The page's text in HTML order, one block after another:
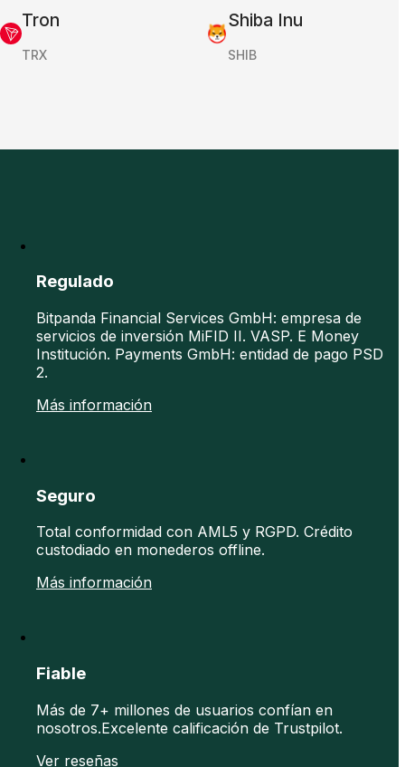
Tron
TRX
Shiba Inu
SHIB
Regulado
Bitpanda Financial Services GmbH: empresa de
servicios de inversión MiFID II. VASP. E Money
Institución. Payments GmbH: entidad de pago PSD
2.
Más información
Seguro
Total conformidad con AML5 y RGPD. Crédito
custodiado en monederos offline.
Más información
Fiable
Más de 7+ millones de usuarios confían en
nosotros.Excelente calificación de Trustpilot.
Ver reseñas